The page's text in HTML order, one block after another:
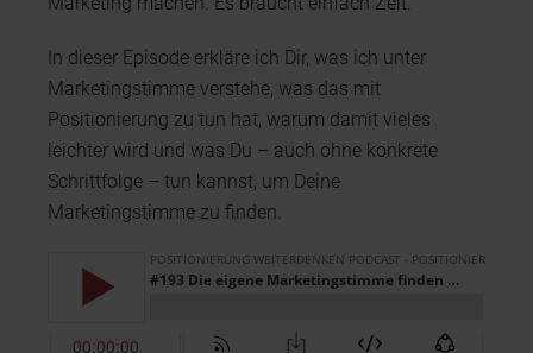
In dieser Episode erkläre ich Dir, was ich unter
Marketingstimme verstehe, was das mit
Positionierung zu tun hat, warum damit vieles
leichter wird und was Du – auch ohne konkrete
Schrittfolge – tun kannst, um Deine
Marketingstimme zu finden.